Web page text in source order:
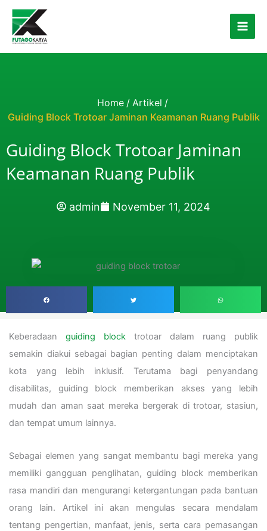
Skip to content
Home / Artikel /
Guiding Block Trotoar Jaminan Keamanan Ruang Publik
Guiding Block Trotoar Jaminan
Keamanan Ruang Publik
admin November 11, 2024
Keberadaan guiding block trotoar dalam ruang publik
semakin diakui sebagai bagian penting dalam menciptakan
kota yang lebih inklusif. Terutama bagi penyandang
disabilitas, guiding block memberikan akses yang lebih
mudah dan aman saat mereka bergerak di trotoar, stasiun,
dan tempat umum lainnya.
Sebagai elemen yang sangat membantu bagi mereka yang
memiliki gangguan penglihatan, guiding block memberikan
rasa mandiri dan mengurangi ketergantungan pada bantuan
orang lain. Artikel ini akan mengulas secara mendalam
tentang pengertian, manfaat, jenis, serta cara pemasangan